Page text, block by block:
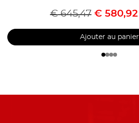
€645,47 €580,92
Ajouter au panier